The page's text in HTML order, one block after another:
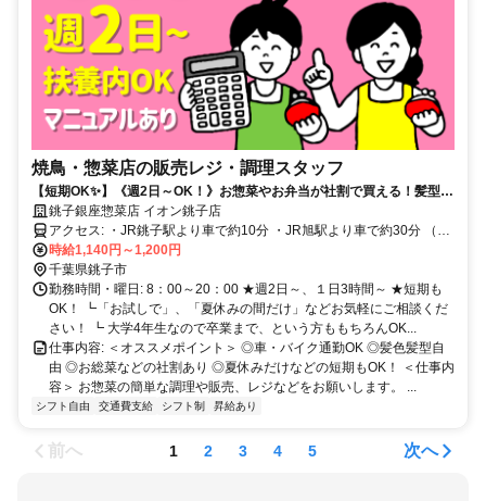
焼鳥・惣菜店の販売レジ・調理スタッフ
【短期OK✨】《週2日～OK！》お惣菜やお弁当が社割で買える！髪型・
髪色自由◎車・バイク通勤OK！
銚子銀座惣菜店 イオン銚子店
アクセス: ・JR銚子駅より車で約10分 ・JR旭駅より車で約30分 （銚
子駅よりシャトルバスあり）
時給1,140円～1,200円
千葉県銚子市
勤務時間・曜日: 8：00～20：00 ★週2日～、１日3時間～ ★短期も
OK！ ┗「お試しで」、「夏休みの間だけ」などお気軽にご相談くだ
さい！ ┗ 大学4年生なので卒業まで、という方ももちろんOK...
仕事内容: ＜オススメポイント＞ ◎車・バイク通勤OK ◎髪色髪型自
由 ◎お総菜などの社割あり ◎夏休みだけなどの短期もOK！ ＜仕事内
容＞ お惣菜の簡単な調理や販売、レジなどをお願いします。 ...
シフト自由 交通費支給 シフト制 昇給あり
前へ 1 2 3 4 5 次へ